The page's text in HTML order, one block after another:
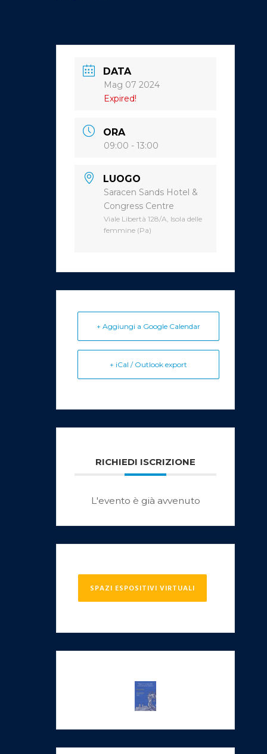
DATA
Mag 07 2024
Expired!
ORA
09:00 - 13:00
LUOGO
Saracen Sands Hotel &
Congress Centre
Viale Libertà 128/A, Isola delle
femmine (Pa)
+ Aggiungi a Google Calendar
+ iCal / Outlook export
RICHIEDI ISCRIZIONE
L'evento è già avvenuto
SPAZI ESPOSITIVI VIRTUALI